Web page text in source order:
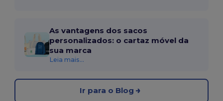
As vantagens dos sacos
personalizados: o cartaz móvel da
sua marca
Leia mais...
Ir para o Blog